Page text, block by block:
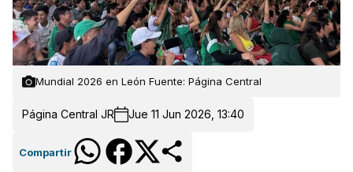
Mundial 2026 en León Fuente: Página Central
Página Central JR Jue 11 Jun 2026, 13:40
Compartir